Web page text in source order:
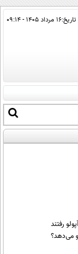
تاریخ:۱۶ مرداد ۱۴۰۵ - ۰۹:۱۴
رفتند
می‌دهد؟